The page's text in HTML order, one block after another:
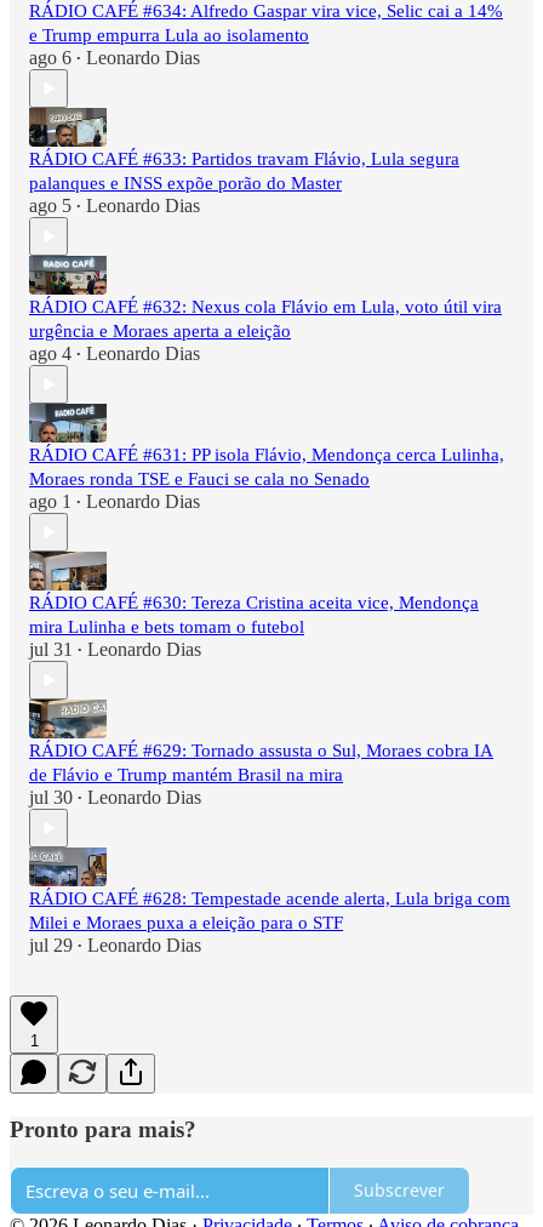
RÁDIO CAFÉ #634: Alfredo Gaspar vira vice, Selic cai a 14%
e Trump empurra Lula ao isolamento
ago 6 • Leonardo Dias
RÁDIO CAFÉ #633: Partidos travam Flávio, Lula segura
palanques e INSS expõe porão do Master
ago 5 • Leonardo Dias
RÁDIO CAFÉ #632: Nexus cola Flávio em Lula, voto útil vira
urgência e Moraes aperta a eleição
ago 4 • Leonardo Dias
RÁDIO CAFÉ #631: PP isola Flávio, Mendonça cerca Lulinha,
Moraes ronda TSE e Fauci se cala no Senado
ago 1 • Leonardo Dias
RÁDIO CAFÉ #630: Tereza Cristina aceita vice, Mendonça
mira Lulinha e bets tomam o futebol
jul 31 • Leonardo Dias
RÁDIO CAFÉ #629: Tornado assusta o Sul, Moraes cobra IA
de Flávio e Trump mantém Brasil na mira
jul 30 • Leonardo Dias
RÁDIO CAFÉ #628: Tempestade acende alerta, Lula briga com
Milei e Moraes puxa a eleição para o STF
jul 29 • Leonardo Dias
1
Pronto para mais?
Subscrever